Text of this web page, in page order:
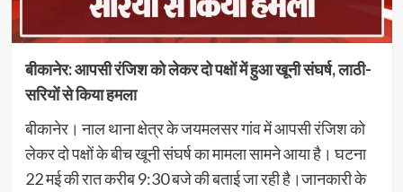
बीकानेर: आपसी रंजिश को लेकर दो पक्षों में हुआ खूनी संघर्ष, लाठी-
सरियों से किया हमला
बीकानेर। नाल थाना क्षेत्र के जयमलसर गांव में आपसी रंजिश को
लेकर दो पक्षों के बीच खूनी संघर्ष का मामला सामने आया है। घटना
22 मई की रात करीब 9:30 बजे की बताई जा रही है।जानकारी के